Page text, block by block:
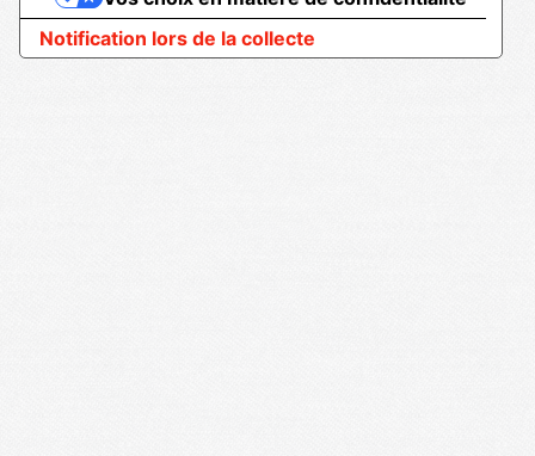
Notification lors de la collecte